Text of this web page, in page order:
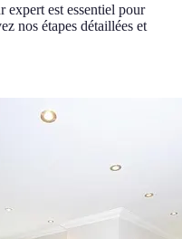
expert est essentiel pour
nos étapes détaillées et